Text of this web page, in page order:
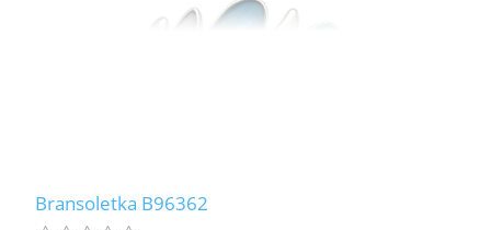
Bransoletka B96362